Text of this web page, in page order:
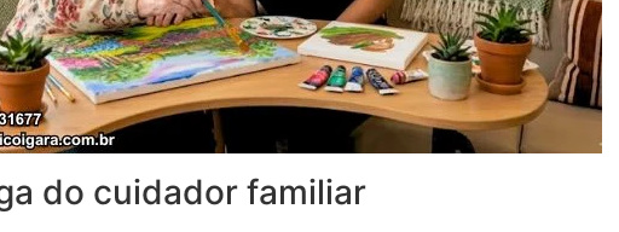
do cuidador familiar